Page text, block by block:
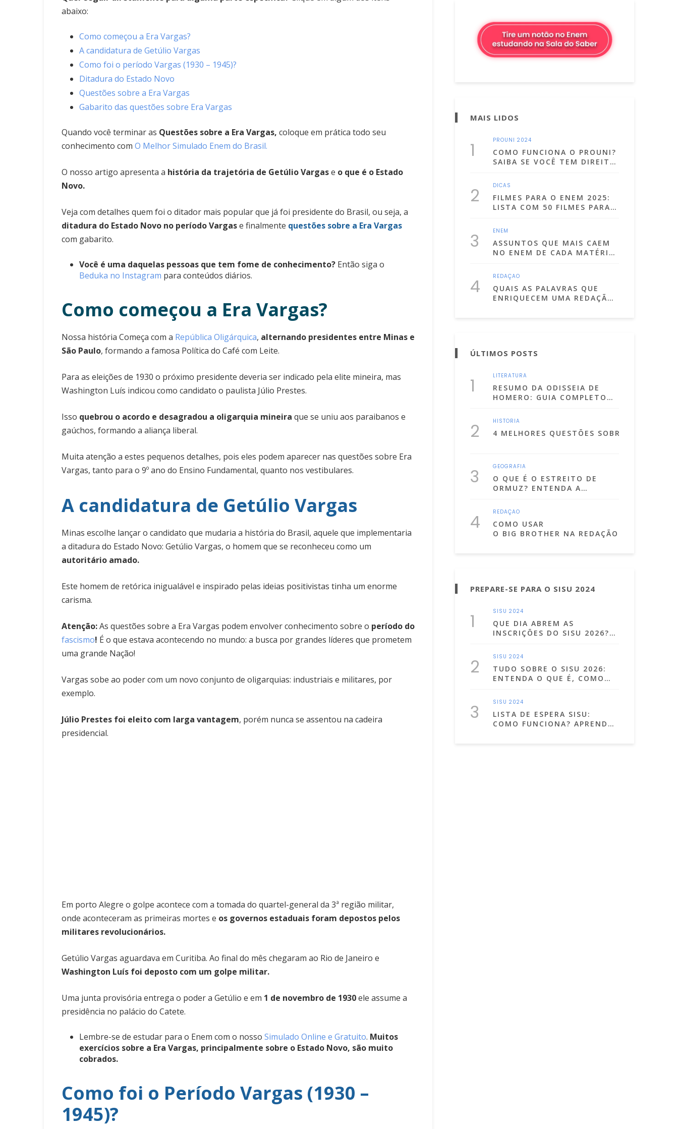
abaixo:
Como começou a Era Vargas?
A candidatura de Getúlio Vargas
Como foi o período Vargas (1930 – 1945)?
Ditadura do Estado Novo
Questões sobre a Era Vargas
Gabarito das questões sobre Era Vargas
Quando você terminar as Questões sobre a Era Vargas, coloque em prática todo seu
conhecimento com O Melhor Simulado Enem do Brasil.
O nosso artigo apresenta a história da trajetória de Getúlio Vargase o que é o Estado
Novo.
Veja com detalhes quem foi o ditador mais popular que já foi presidente do Brasil, ou seja, a
ditadura do Estado Novo no período Vargase finalmente questões sobre a Era Vargas
com gabarito.
Você é uma daquelas pessoas que tem fome de conhecimento? Então siga o
Beduka no Instagram para conteúdos diários.
Como começou a Era Vargas?
Nossa história Começa com a República Oligárquica, alternando presidentes entre Minas e
São Paulo, formando a famosa Política do Café com Leite.
Para as eleições de 1930 o próximo presidente deveria ser indicado pela elite mineira, mas
Washington Luís indicou como candidato o paulista Júlio Prestes.
Isso quebrou o acordo e desagradou a oligarquia mineira que se uniu aos paraibanos e
gaúchos, formando a aliança liberal.
Muita atenção a estes pequenos detalhes, pois eles podem aparecer nas questões sobre Era
Vargas, tanto para o 9º ano do Ensino Fundamental, quanto nos vestibulares.
A candidatura de Getúlio Vargas
Minas escolhe lançar o candidato que mudaria a história do Brasil, aquele que implementaria
a ditadura do Estado Novo: Getúlio Vargas, o homem que se reconheceu como um
autoritário amado.
Este homem de retórica inigualável e inspirado pelas ideias positivistas tinha um enorme
carisma.
Atenção:As questões sobre a Era Vargas podem envolver conhecimento sobre o período do
fascismo! É o que estava acontecendo no mundo: a busca por grandes líderes que prometem
uma grande Nação!
Vargas sobe ao poder com um novo conjunto de oligarquias: industriais e militares, por
exemplo.
Júlio Prestes foi eleito com larga vantagem, porém nunca se assentou na cadeira
presidencial.
Em porto Alegre o golpe acontece com a tomada do quartel-general da 3ª região militar,
onde aconteceram as primeiras mortes e os governos estaduais foram depostos pelos
militares revolucionários.
Getúlio Vargas aguardava em Curitiba. Ao final do mês chegaram ao Rio de Janeiro e
Washington Luís foi deposto com um golpe militar.
Uma junta provisória entrega o poder a Getúlio e em 1 de novembro de 1930ele assume a
presidência no palácio do Catete.
Lembre-se de estudar para o Enem com o nosso Simulado Online e Gratuito. Muitos
exercícios sobre a Era Vargas, principalmente sobre o Estado Novo, são muito
cobrados.
Como foi o Período Vargas (1930 –
1945)?
MAIS LIDOS
1 PROUNI 2024
COMO FUNCIONA O PROUNI?
SAIBA SE VOCÊ TEM DIREITO
2 DICAS
FILMES PARA O ENEM 2025:
LISTA COM 50 FILMES PARA
3 ENEM
ASSUNTOS QUE MAIS CAEM
NO ENEM DE CADA MATÉRIA!
2025)
4 REDAÇÃO
QUAIS AS PALAVRAS QUE
ENRIQUECEM UMA REDAÇÃO
ÚLTIMOS POSTS
1 LITERATURA
RESUMO DA ODISSEIA DE
HOMERO: GUIA COMPLETO
GREGO
2 HISTÓRIA
4 MELHORES QUESTÕES SOBRE OS ATOS
3 GEOGRAFIA
O QUE É O ESTREITO DE
ORMUZ? ENTENDA A
POR ONDE PASSA A MAIOR
PARTE DO PETRÓLEO DO
MUNDO
4 REDAÇÃO
COMO USAR
O BIG BROTHER NA REDAÇÃO DO ENEM?
PREPARE-SE PARA O SISU 2024
1 SISU 2024
QUE DIA ABREM AS
INSCRIÇÕES DO SISU 2026?
2 SISU 2024
TUDO SOBRE O SISU 2026:
ENTENDA O QUE É, COMO
MAIS!
3 SISU 2024
LISTA DE ESPERA SISU:
COMO FUNCIONA? APRENDA